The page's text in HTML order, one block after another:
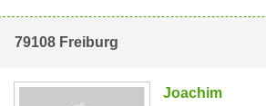
79108 Freiburg
Joachim